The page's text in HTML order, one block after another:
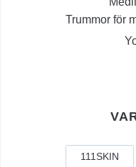
Trummor för
111SKIN